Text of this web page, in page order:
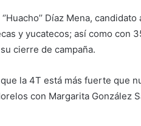
Díaz Mena,
y yucatecos; así como con
cierre de campaña.
la 4T está más fuerte que
con Margarita González